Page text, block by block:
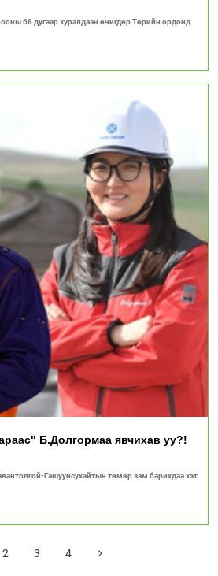
68 дугаар хуралдаан өчигдөр Төрийн ордонд
Б.Долгормаа явчихав уу?!
Гашуунсухайтын төмөр зам барихдаа хэт
2 3 4